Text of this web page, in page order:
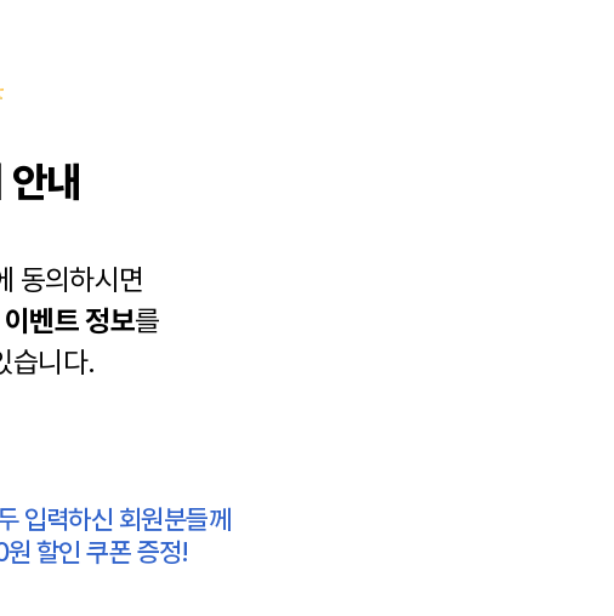
내
동의하시면
이벤트 정보를
습니다.
입력하신 회원분들께
할인 쿠폰 증정!